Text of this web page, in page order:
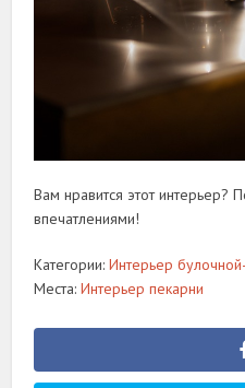
Вам нравится этот интерьер?
впечатлениями!
Категории:Интерьер
Места:Интерьер пекарни